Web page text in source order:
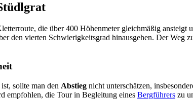
die über 400 Höhenmeter gleichmäßig
den vierten Schwierigkeitsgrad hinausgehen. Der
sollte man den Abstieg nicht unterschätzen,
empfohlen, die Tour in Begleitung eines Bergführers zu